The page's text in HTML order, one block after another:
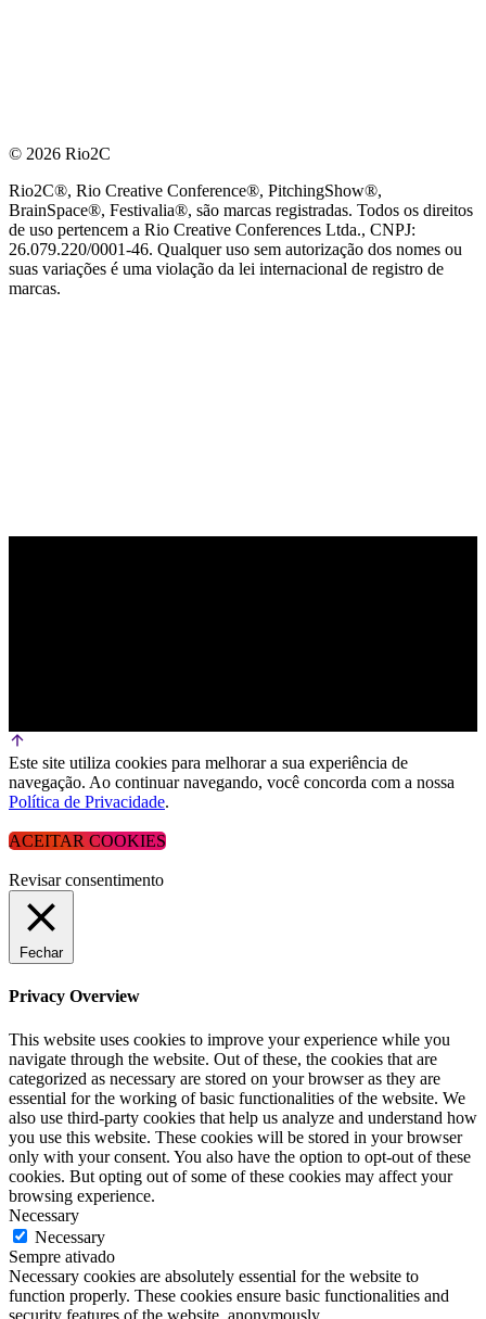
© 2026 Rio2C
Rio2C®, Rio Creative Conference®, PitchingShow®,
BrainSpace®, Festivalia®, são marcas registradas. Todos os direitos
de uso pertencem a Rio Creative Conferences Ltda., CNPJ:
26.079.220/0001-46. Qualquer uso sem autorização dos nomes ou
suas variações é uma violação da lei internacional de registro de
marcas.
Este site utiliza cookies para melhorar a sua experiência de
navegação. Ao continuar navegando, você concorda com a nossa
Política de Privacidade.
ACEITAR COOKIES
Revisar consentimento
Fechar
Privacy Overview
This website uses cookies to improve your experience while you
navigate through the website. Out of these, the cookies that are
categorized as necessary are stored on your browser as they are
essential for the working of basic functionalities of the website. We
also use third-party cookies that help us analyze and understand how
you use this website. These cookies will be stored in your browser
only with your consent. You also have the option to opt-out of these
cookies. But opting out of some of these cookies may affect your
browsing experience.
Necessary
Necessary
Sempre ativado
Necessary cookies are absolutely essential for the website to
function properly. These cookies ensure basic functionalities and
security features of the website, anonymously.